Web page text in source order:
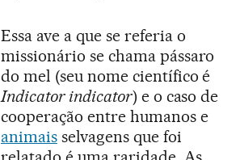
Essa ave a que se referia o
missionário se chama pássaro
do mel (seu nome científico é
Indicator indicator) e o caso de
cooperação entre humanos e
animaisselvagens que foi